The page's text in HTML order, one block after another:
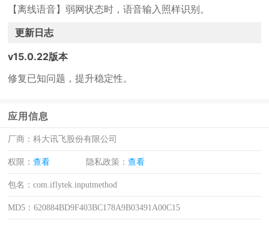
【离线语音】弱网状态时，语音输入照样识别。
更新日志
v15.0.22版本
修复已知问题，提升稳定性。
应用信息
厂商：科大讯飞股份有限公司
权限：查看 隐私政策：查看
包名：com.iflytek.inputmethod
MD5：620884BD9F403BC178A9B03491A00C15